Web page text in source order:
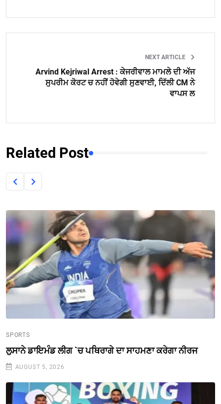
NEXT ARTICLE
Arvind Kejriwal Arrest : ਕੇਜਰੀਵਾਲ ਮਾਮਲੇ ਦੀ ਅੱਜ
ਸੁਪਰੀਮ ਕੋਰਟ ਚ ਨਹੀਂ ਹੋਵੇਗੀ ਸੁਣਵਾਈ, ਦਿੱਲੀ CM ਨੇ
ਵਾਪਸ ਲ
Related Post
SPORTS
ਲੁਸਾਨੇ ਡਾਇਮੰਡ ਲੀਗ `ਚ ਪਥਿਰਾਗੇ ਦਾ ਸਾਹਮਣਾ ਕਰੇਗਾ ਨੀਰਜ
AUGUST 5, 2026